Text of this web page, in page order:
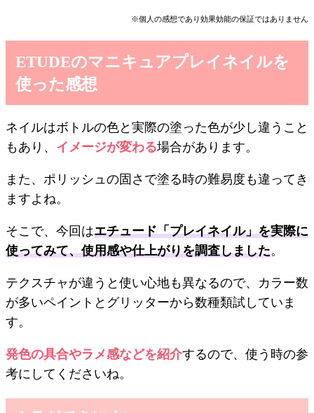
※個人の感想であり効果効能の保証ではありません
ETUDEのマニキュアプレイネイルを
使った感想
ネイルはボトルの色と実際の塗った色が少し違うこと
もあり、 イメージが変わる場合があります。
また、ポリッシュの固さで塗る時の難易度も違ってき
ますよね。
そこで、今回はエチュード「プレイネイル」を実際に
使ってみて、使用感や仕上がりを調査しました。
テクスチャが違うと使い心地も異なるので、カラー数
が多いペイントとグリッターから数種類試していま
す。
発色の具合やラメ感などを紹介するので、使う時の参
考にしてくださいね。